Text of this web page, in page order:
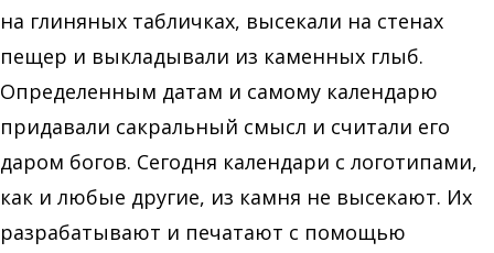
на глиняных табличках, высекали на стенах
пещер и выкладывали из каменных глыб.
Определенным датам и самому календарю
придавали сакральный смысл и считали его
даром богов. Сегодня календари с логотипами,
как и любые другие, из камня не высекают. Их
разрабатывают и печатают с помощью